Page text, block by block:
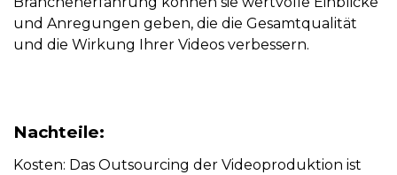
und Anregungen geben, die die Gesamtqualität
und die Wirkung Ihrer Videos verbessern.
Nachteile:
Kosten: Das Outsourcing der Videoproduktion ist